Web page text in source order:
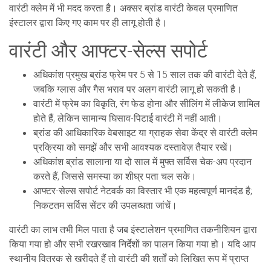
वारंटी क्लेम में भी मदद करता है। अक्सर ब्रांड वारंटी केवल प्रमाणित
इंस्टालर द्वारा किए गए काम पर ही लागू होती है।
वारंटी और आफ्टर-सेल्स सपोर्ट
अधिकांश प्रमुख ब्रांड फ्रेम पर 5 से 15 साल तक की वारंटी देते हैं,
जबकि ग्लास और गैस भराव पर अलग वारंटी लागू हो सकती है।
वारंटी में फ्रेम का विकृति, रंग फेड होना और सीलिंग में लीकेज शामिल
होते हैं, लेकिन सामान्य घिसाव-पिटाई वारंटी में नहीं आती।
ब्रांड की आधिकारिक वेबसाइट या ग्राहक सेवा केंद्र से वारंटी क्लेम
प्रक्रिया को समझें और सभी आवश्यक दस्तावेज़ तैयार रखें।
अधिकांश ब्रांड सालाना या दो साल में मुफ्त सर्विस चेक-अप प्रदान
करते हैं, जिससे समस्या का शीघ्र पता चल सके।
आफ्टर-सेल्स सपोर्ट नेटवर्क का विस्तार भी एक महत्वपूर्ण मानदंड है;
निकटतम सर्विस सेंटर की उपलब्धता जांचें।
वारंटी का लाभ तभी मिल पाता है जब इंस्टालेशन प्रमाणित तकनीशियन द्वारा
किया गया हो और सभी रखरखाव निर्देशों का पालन किया गया हो। यदि आप
स्थानीय वितरक से खरीदते हैं तो वारंटी की शर्तों को लिखित रूप में प्राप्त